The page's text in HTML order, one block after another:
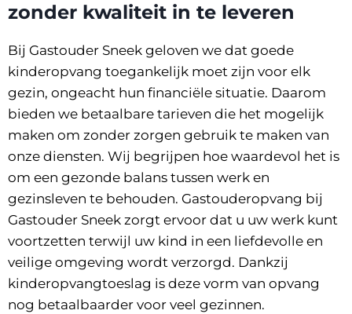
zonder kwaliteit in te leveren
Bij Gastouder Sneek geloven we dat goede
kinderopvang toegankelijk moet zijn voor elk
gezin, ongeacht hun financiële situatie. Daarom
bieden we betaalbare tarieven die het mogelijk
maken om zonder zorgen gebruik te maken van
onze diensten. Wij begrijpen hoe waardevol het is
om een gezonde balans tussen werk en
gezinsleven te behouden. Gastouderopvang bij
Gastouder Sneek zorgt ervoor dat u uw werk kunt
voortzetten terwijl uw kind in een liefdevolle en
veilige omgeving wordt verzorgd. Dankzij
kinderopvangtoeslag is deze vorm van opvang
nog betaalbaarder voor veel gezinnen.